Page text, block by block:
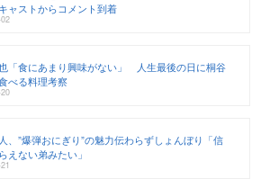
ャストからコメント到着
「食にあまり興味がない」 人生最後の日に桐谷
べる料理考察
、”爆弾おにぎり”の魅力伝わらずしょんぼり「信
えない弟みたい」